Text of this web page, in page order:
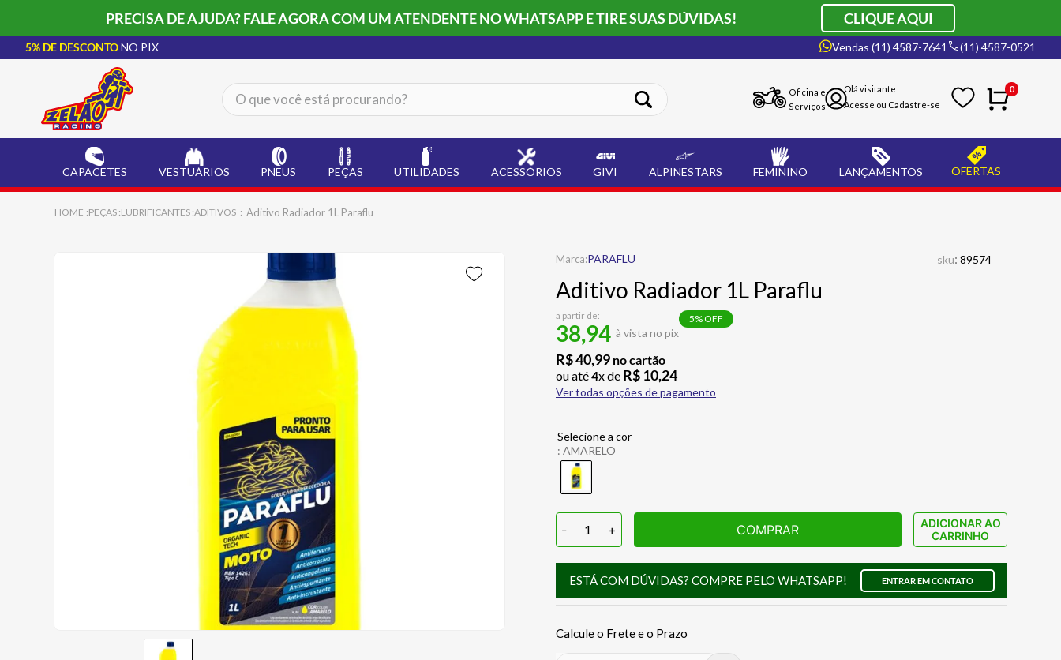
PRECISA DE AJUDA? FALE AGORA COM UM ATENDENTE NO WHATSAPP E TIRE SUAS DÚVIDAS! CLIQUE AQUI
5% DE DESCONTONO PIX Vendas (11) 4587-7641 (11) 4587-0521
O que você está procurando?
Oficina e
Serviços
0
CAPACETES VESTUÁRIOS PNEUS PEÇAS UTILIDADES ACESSÓRIOS GIVI ALPINESTARS FEMININO LANÇAMENTOS OFERTAS
PEÇAS LUBRIFICANTES ADITIVOS Aditivo Radiador 1L Paraflu
PARAFLU sku: 89574
Aditivo Radiador 1L Paraflu
a partir de:
38,94 à vista no pix
5% OFF
R$40,99 no cartão
ou até4x de R$10,24
Ver todas opções de pagamento
: AMARELO
- 1 + COMPRAR
ADICIONAR AO
CARRINHO
ESTÁ COM DÚVIDAS? COMPRE PELO WHATSAPP! ENTRAR EM CONTATO
CAPACETE LS2
2º BOTA
3º JAQUETA
CALÇA
AIROH
BOTAS